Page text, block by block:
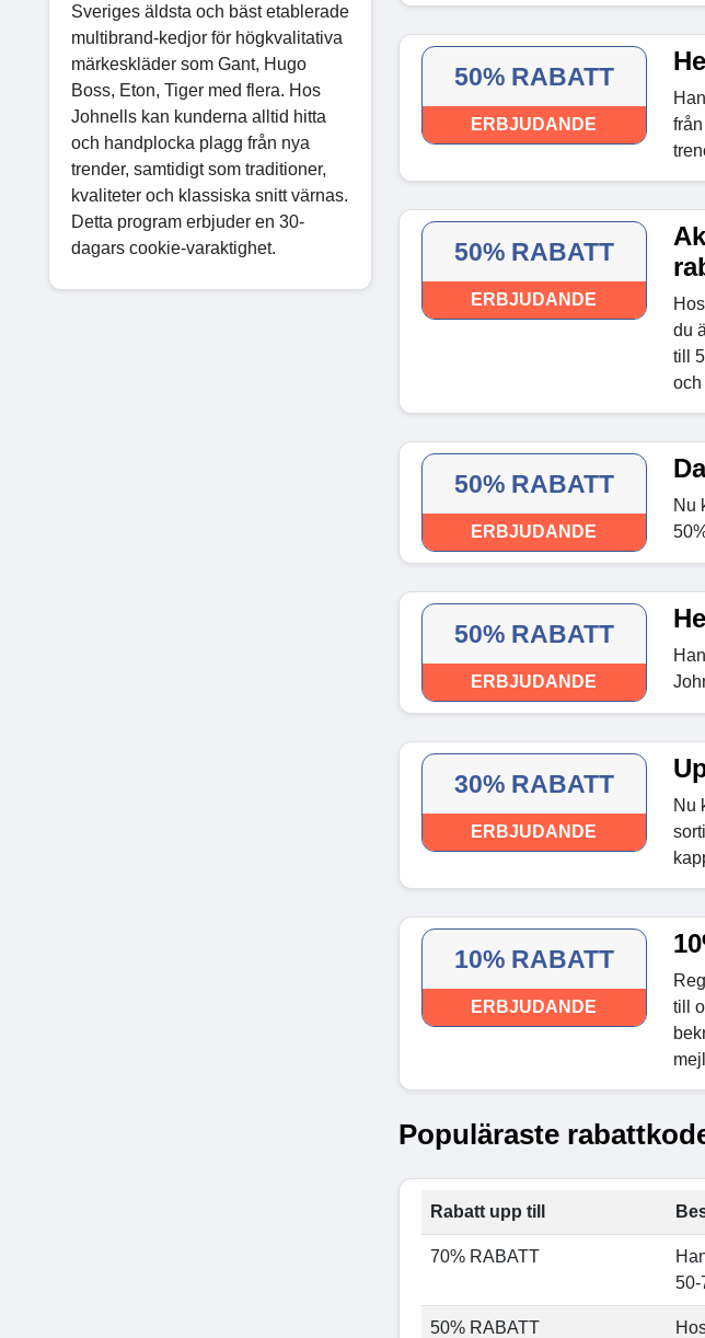
Sveriges äldsta och bäst etablerade
multibrand-kedjor för högkvalitativa
märkeskläder som Gant, Hugo
Boss, Eton, Tiger med flera. Hos
Johnells kan kunderna alltid hitta
och handplocka plagg från nya
trender, samtidigt som traditioner,
kvaliteter och klassiska snitt värnas.
Detta program erbjuder en 30-
dagars cookie-varaktighet.
50% RABATT
ERBJUDANDE
50% RABATT
ERBJUDANDE
du
till
och
50% RABATT
ERBJUDANDE
Nu
50% RABATT
ERBJUDANDE
30% RABATT
ERBJUDANDE
Nu
10% RABATT
ERBJUDANDE
till
Populäraste
Rabatt upp till
70% RABATT
50-
50% RABATT